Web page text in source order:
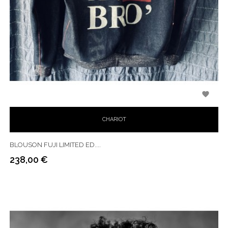
CHARIOT

BLOUSON FUJI LIMITED ED....
Prix
238,00 €